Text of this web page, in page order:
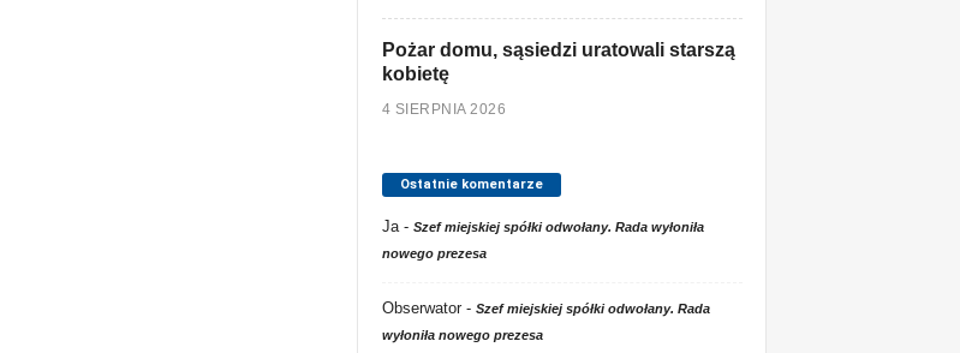
Pożar domu, sąsiedzi uratowali starszą
kobietę
4 SIERPNIA 2026
Ostatnie komentarze
Ja- Szef miejskiej spółki odwołany. Rada wyłoniła
nowego prezesa
Obserwator- Szef miejskiej spółki odwołany. Rada
wyłoniła nowego prezesa